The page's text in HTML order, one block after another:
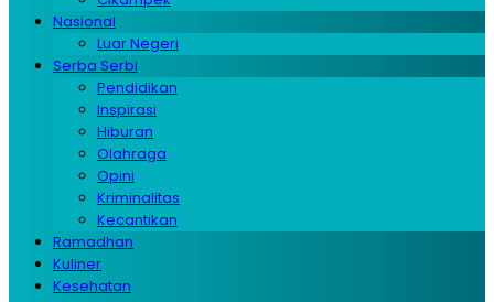
Nasional
Luar Negeri
Serba Serbi
Pendidikan
Inspirasi
Hiburan
Olahraga
Opini
Kriminalitas
Kecantikan
Ramadhan
Kuliner
Kesehatan